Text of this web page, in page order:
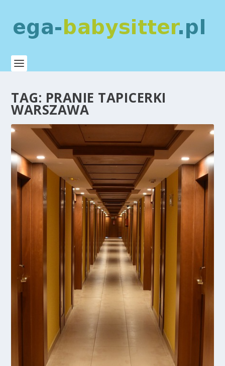
TAG: PRANIE TAPICERKI
WARSZAWA